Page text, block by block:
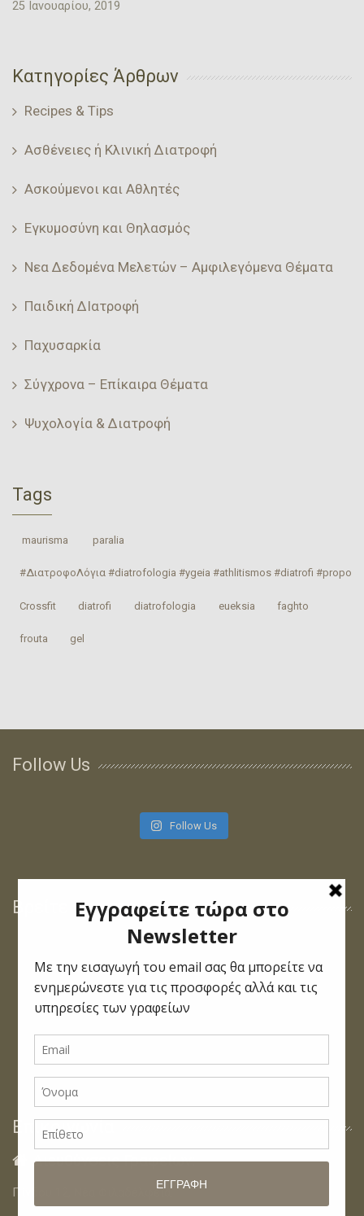
25 Ιανουαρίου, 2019
Κατηγορίες Άρθρων
Recipes & Tips
Ασθένειες ή Κλινική Διατροφή
Ασκούμενοι και Αθλητές
Εγκυμοσύνη και Θηλασμός
Νεα Δεδομένα Μελετών – Αμφιλεγόμενα Θέματα
Παιδική ΔΙατροφή
Παχυσαρκία
Σύγχρονα – Επίκαιρα Θέματα
Ψυχολογία & Διατροφή
Tags
‎ maurisma‬ ‎ paralia‬
#ΔιατροφοΛόγια #diatrofologia #ygeia #athlitismos #diatrofi
Crossfit ‎diatrofi‬ ‎diatrofologia‬ ‎eueksia‬ faghto
‎frouta gel
Follow Us
Follow Us
Βρείτε μας στο Facebook
Επικοινωνία
 Διευθύνσεις Γραφείων:
Πίνδου 12, Νέα Φιλαδέλφεια.